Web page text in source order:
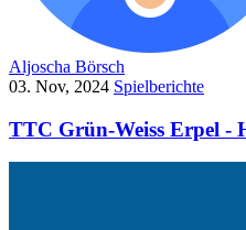
Aljoscha Börsch
03. Nov, 2024 Spielberichte
TTC Grün-Weiss Erpel -